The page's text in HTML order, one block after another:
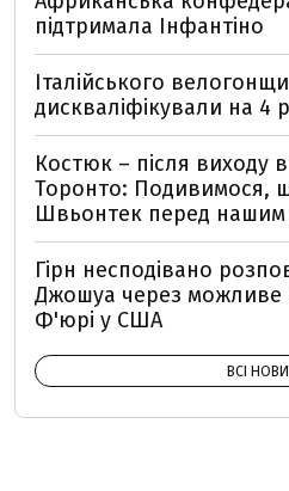
підтримала Інфантіно
Італійського
дискваліфікували на 4
Костюк – після виходу
Торонто: Подивимося,
Швьонтек перед нашим
Гірн несподівано
Джошуа через можливе
Ф'юрі у США
ВСІ